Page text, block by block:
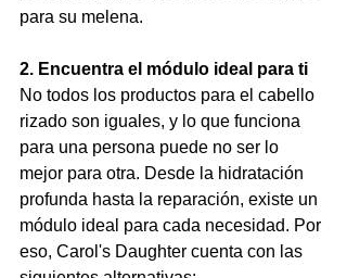
para su melena.
2. Encuentra el módulo ideal para ti
No todos los productos para el cabello
rizado son iguales, y lo que funciona
para una persona puede no ser lo
mejor para otra. Desde la hidratación
profunda hasta la reparación, existe un
módulo ideal para cada necesidad. Por
eso, Carol's Daughter cuenta con las